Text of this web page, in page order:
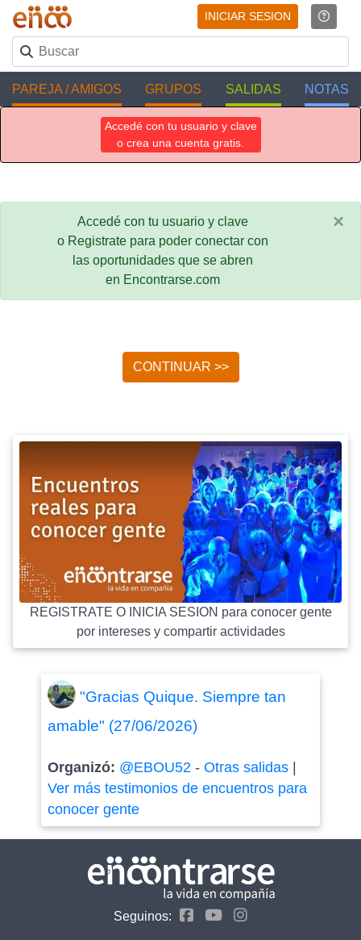
INICIAR SESION
PAREJA / AMIGOS GRUPOS SALIDAS NOTAS
Accedé con tu usuario y clave
o crea una cuenta gratis.
Accedé con tu usuario y clave
o Registrate para poder conectar con
las oportunidades que se abren
en Encontrarse.com
×
CONTINUAR >>
REGISTRATE O INICIA SESION para conocer gente
por intereses y compartir actividades
"Gracias Quique. Siempre tan
amable" (27/06/2026)
Organizó: @EBOU52- Otras salidas|
Ver más testimonios de encuentros para
conocer gente
Seguinos: